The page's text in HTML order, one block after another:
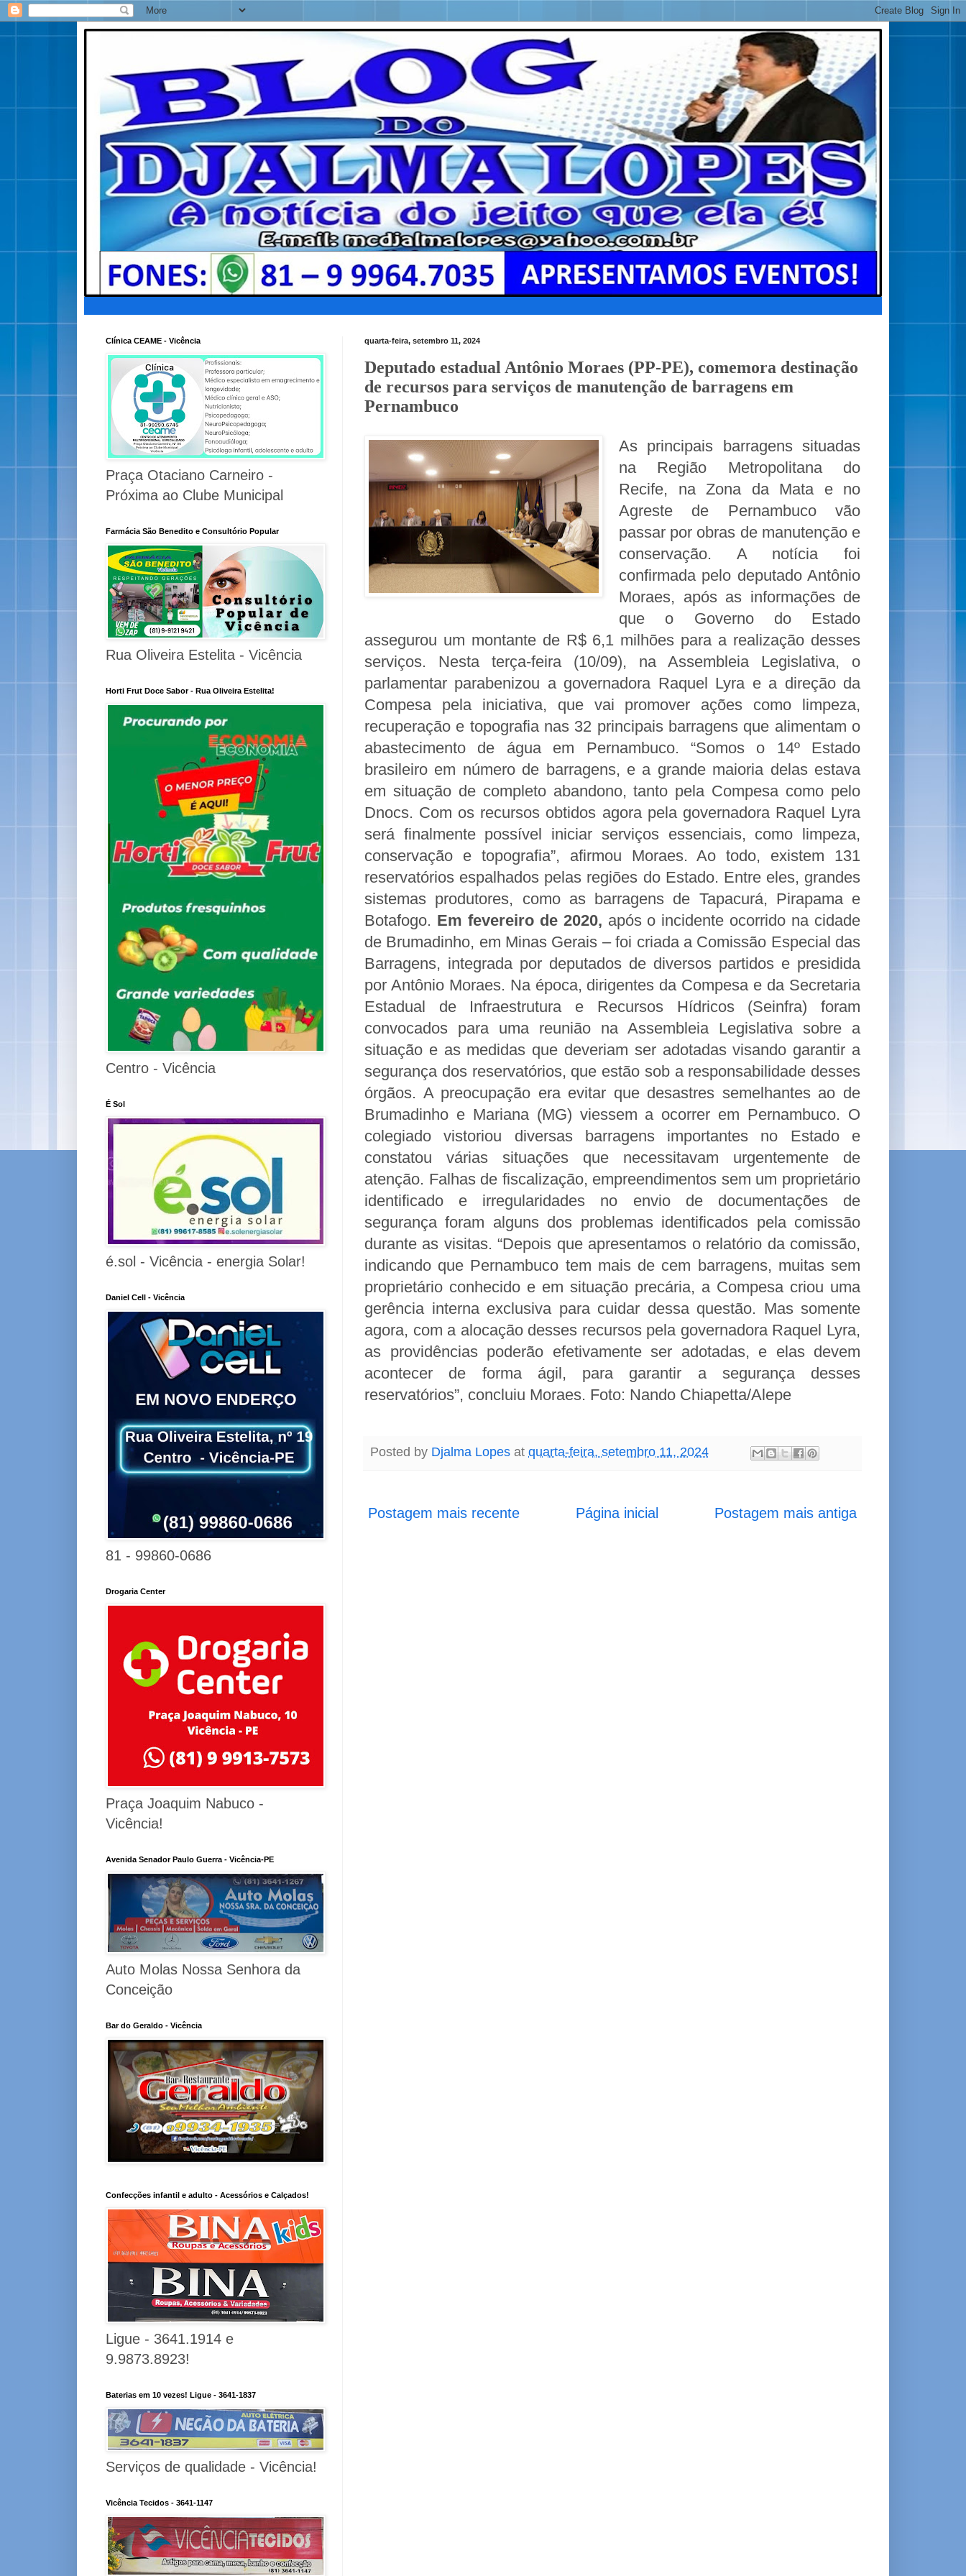
quarta-feira, setembro 11, 2024
Deputado estadual Antônio Moraes (PP-PE), comemora destinação
de recursos para serviços de manutenção de barragens em
Pernambuco
As principais barragens situadas
na Região Metropolitana do
Recife, na Zona da Mata e no
Agreste de Pernambuco vão
passar por obras de manutenção e
conservação. A notícia foi
confirmada pelo deputado Antônio
Moraes, após as informações de
que o Governo do Estado
assegurou um montante de R$ 6,1 milhões para a realização desses
serviços. Nesta terça-feira (10/09), na Assembleia Legislativa, o
parlamentar parabenizou a governadora Raquel Lyra e a direção da
Compesa pela iniciativa, que vai promover ações como limpeza,
recuperação e topografia nas 32 principais barragens que alimentam o
abastecimento de água em Pernambuco. “Somos o 14º Estado
brasileiro em número de barragens, e a grande maioria delas estava
em situação de completo abandono, tanto pela Compesa como pelo
Dnocs. Com os recursos obtidos agora pela governadora Raquel Lyra
será finalmente possível iniciar serviços essenciais, como limpeza,
conservação e topografia”, afirmou Moraes. Ao todo, existem 131
reservatórios espalhados pelas regiões do Estado. Entre eles, grandes
sistemas produtores, como as barragens de Tapacurá, Pirapama e
Botafogo. Em fevereiro de 2020, após o incidente ocorrido na cidade
de Brumadinho, em Minas Gerais – foi criada a Comissão Especial das
Barragens, integrada por deputados de diversos partidos e presidida
por Antônio Moraes. Na época, dirigentes da Compesa e da Secretaria
Estadual de Infraestrutura e Recursos Hídricos (Seinfra) foram
convocados para uma reunião na Assembleia Legislativa sobre a
situação e as medidas que deveriam ser adotadas visando garantir a
segurança dos reservatórios, que estão sob a responsabilidade desses
órgãos. A preocupação era evitar que desastres semelhantes ao de
Brumadinho e Mariana (MG) viessem a ocorrer em Pernambuco. O
colegiado vistoriou diversas barragens importantes no Estado e
constatou várias situações que necessitavam urgentemente de
atenção. Falhas de fiscalização, empreendimentos sem um proprietário
identificado e irregularidades no envio de documentações de
segurança foram alguns dos problemas identificados pela comissão
durante as visitas. “Depois que apresentamos o relatório da comissão,
indicando que Pernambuco tem mais de cem barragens, muitas sem
proprietário conhecido e em situação precária, a Compesa criou uma
gerência interna exclusiva para cuidar dessa questão. Mas somente
agora, com a alocação desses recursos pela governadora Raquel Lyra,
as providências poderão efetivamente ser adotadas, e elas devem
acontecer de forma ágil, para garantir a segurança desses
reservatórios”, concluiu Moraes. Foto: Nando Chiapetta/Alepe
Posted by Djalma Lopes at quarta-feira, setembro 11, 2024
Postagem mais recente Postagem mais antiga
Página inicial
Clínica CEAME - Vicência
Praça Otaciano Carneiro -
Próxima ao Clube Municipal
Farmácia São Benedito e Consultório Popular
Rua Oliveira Estelita - Vicência
Horti Frut Doce Sabor - Rua Oliveira Estelita!
Centro - Vicência
É Sol
é.sol - Vicência - energia Solar!
Daniel Cell - Vicência
81 - 99860-0686
Drogaria Center
Praça Joaquim Nabuco -
Vicência!
Avenida Senador Paulo Guerra - Vicência-PE
Auto Molas Nossa Senhora da
Conceição
Bar do Geraldo - Vicência
Confecções infantil e adulto - Acessórios e Calçados!
Ligue - 3641.1914 e
9.9873.8923!
Baterias em 10 vezes! Ligue - 3641-1837
Serviços de qualidade - Vicência!
Vicência Tecidos - 3641-1147